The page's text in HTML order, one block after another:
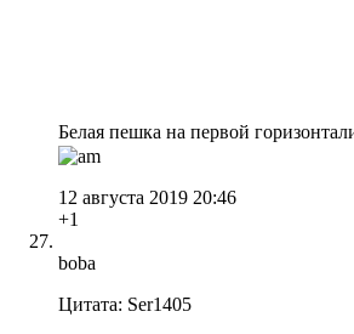
Белая пешка на первой
12 августа 2019 20:46
+1
boba
Цитата: Ser1405